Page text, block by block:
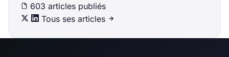
603 articles publiés
Tous ses articles